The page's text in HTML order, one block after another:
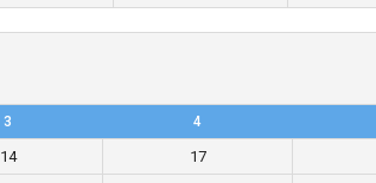
3 4
14 17